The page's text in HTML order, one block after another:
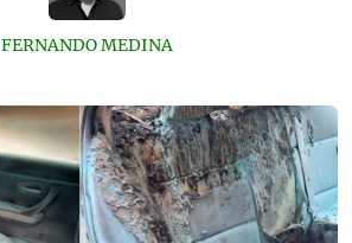
FERNANDO MEDINA